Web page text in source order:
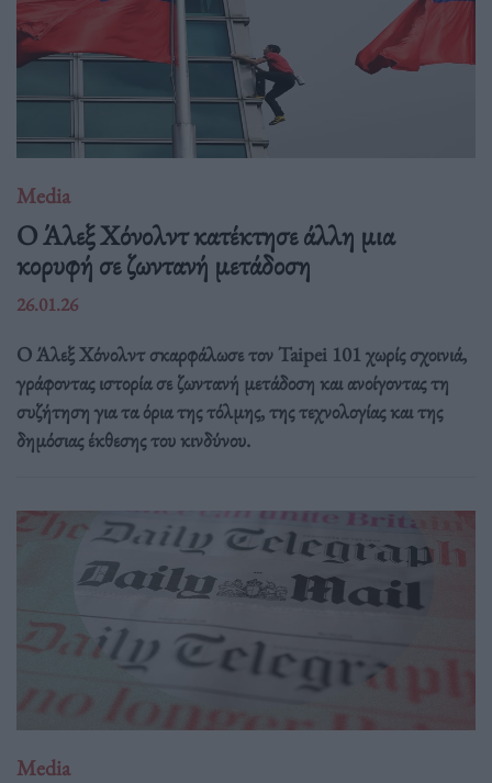
Media
O Άλεξ Χόνολντ κατέκτησε άλλη μια
κορυφή σε ζωντανή μετάδοση
26.01.26
Ο Άλεξ Χόνολντ σκαρφάλωσε τον Taipei 101 χωρίς σχοινιά,
γράφοντας ιστορία σε ζωντανή μετάδοση και ανοίγοντας τη
συζήτηση για τα όρια της τόλμης, της τεχνολογίας και της
δημόσιας έκθεσης του κινδύνου.
Media